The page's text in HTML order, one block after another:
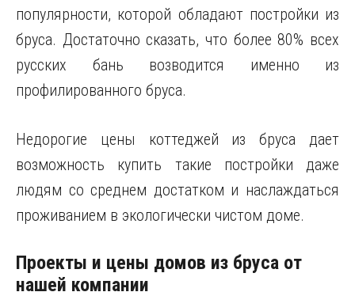
популярности, которой обладают постройки из
бруса. Достаточно сказать, что более 80% всех
русских бань возводится именно из
профилированного бруса.
Недорогие цены коттеджей из бруса дает
возможность купить такие постройки даже
людям со среднем достатком и наслаждаться
проживанием в экологически чистом доме.
Проекты и цены домов из бруса от
нашей компании